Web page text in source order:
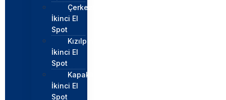
Çerkezköy
İkinci El
Spot
Kızılpınar
İkinci El
Spot
Kapaklı
İkinci El
Spot